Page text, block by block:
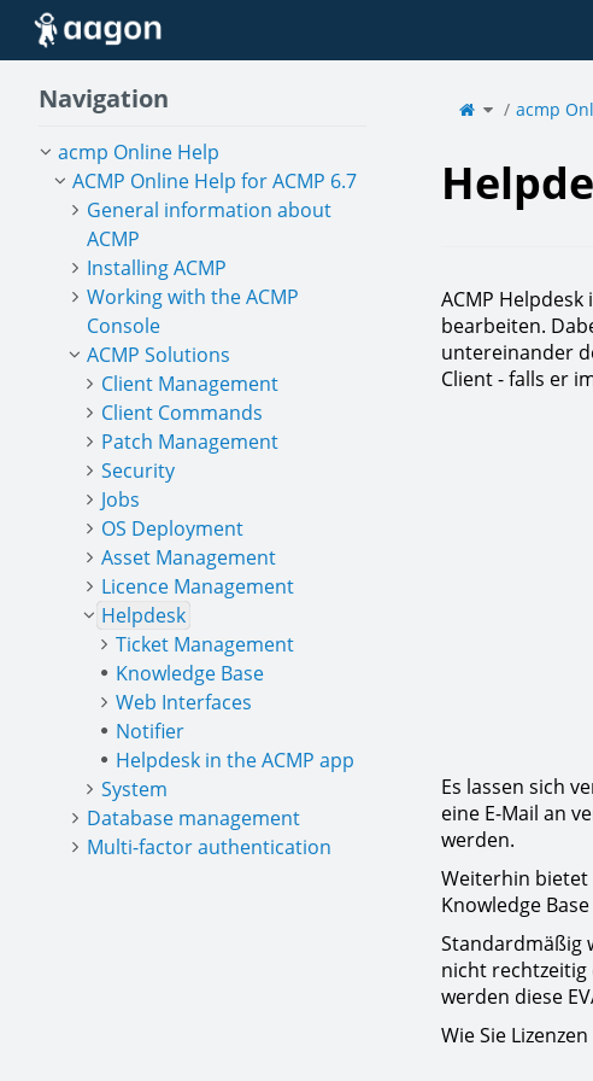
Home
Toggle
the
parent
tree
acmp
ACMP
bearbeiten.
untereinander
Client - falls er
Es lassen sich
eine E-Mail an
werden.
Weiterhin bietet
Knowledge
Standardmäßig
nicht rechtzeitig
werden diese
Wie Sie
Navigation
acmp Online Help
ACMP Online Help for ACMP 6.7
General information about
ACMP
Installing ACMP
Working with the ACMP
Console
ACMP Solutions
Client Management
Client Commands
Patch Management
Security
Jobs
OS Deployment
Asset Management
Licence Management
Helpdesk
Ticket Management
Knowledge Base
Web Interfaces
Notifier
Helpdesk in the ACMP app
System
Database management
Multi-factor authentication